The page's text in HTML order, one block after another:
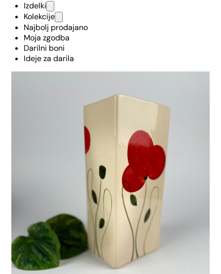
Izdelki
Kolekcije
Najbolj prodajano
Moja zgodba
Darilni boni
Ideje za darila